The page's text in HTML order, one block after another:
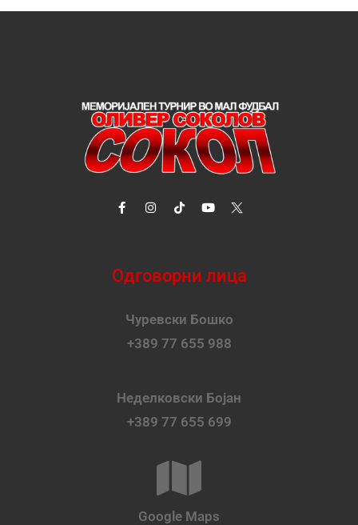
Одговорни лица
Чуревски Бошко
+389 77 655 988
Неделковски Бојан
+389 77 655 699
Google Maps